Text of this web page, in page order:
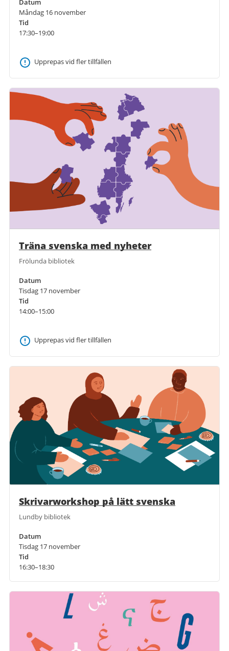
Datum
Måndag 16 november
Tid
17:30–19:00
Upprepas vid fler tillfällen
Träna svenska med nyheter
Frölunda bibliotek
Datum
Tisdag 17 november
Tid
14:00–15:00
Upprepas vid fler tillfällen
Skrivarworkshop på lätt svenska
Lundby bibliotek
Datum
Tisdag 17 november
Tid
16:30–18:30